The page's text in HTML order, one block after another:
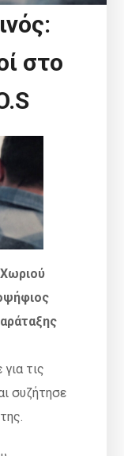
στο
τις
συζήτησε